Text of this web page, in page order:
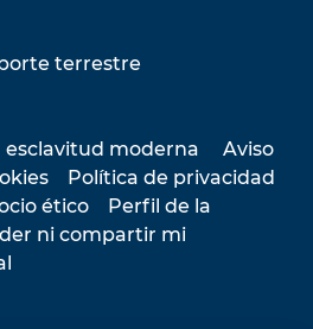
terrestre
esclavitud moderna
Aviso
Política de privacidad
ético
Perfil de la
ni compartir mi